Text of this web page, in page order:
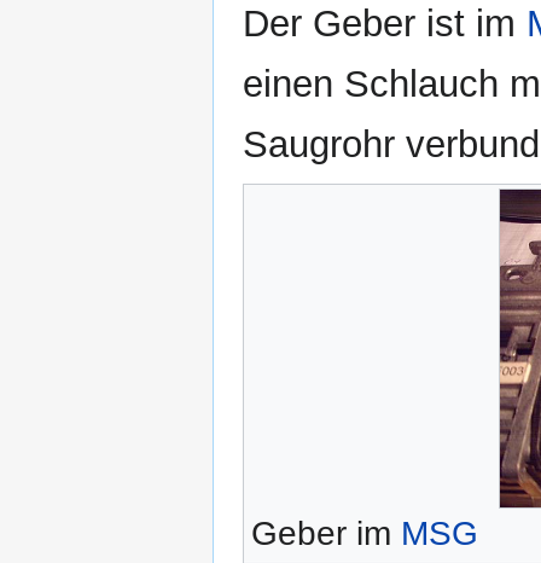
Der Geber ist im
einen Schlauch
Saugrohr
Geber im MSG